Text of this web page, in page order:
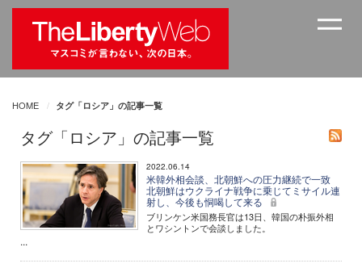
HOME タグ「ロシア」の記事一覧
タグ「ロシア」の記事一覧
2022.06.14
米韓外相会談、北朝鮮への圧力継続で一致
北朝鮮はウクライナ戦争に乗じてミサイル連
射し、今後も恫喝して来る
ブリンケン米国務長官は13日、韓国の朴振外相
とワシントンで会談しました。
...